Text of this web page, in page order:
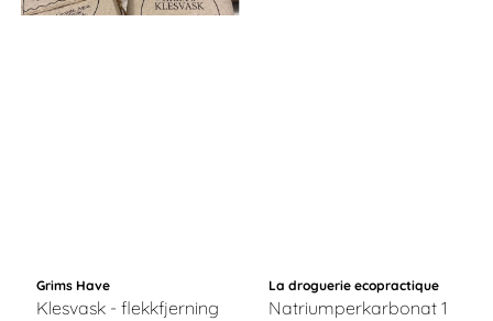
Grims Have
Klesvask - flekkfjerning
La droguerie ecopractique
Natriumperkarbonat 1